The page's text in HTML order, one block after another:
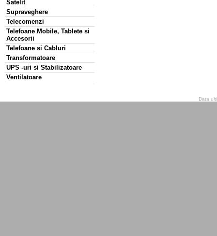
Satelit
Supraveghere
Telecomenzi
Telefoane Mobile, Tablete si
Accesorii
Telefoane si Cabluri
Transformatoare
UPS -uri si Stabilizatoare
Ventilatoare
Data